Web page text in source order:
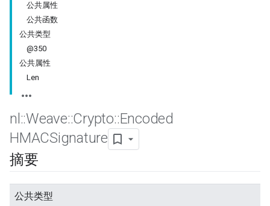
公共属性
公共函数
公共类型
@350
公共属性
Len
nl ::Weave::Crypto::Encoded
HMACSignature
摘要
公共类型